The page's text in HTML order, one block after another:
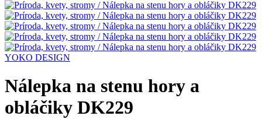
YOKO DESIGN
Nálepka na stenu hory a
obláčiky DK229